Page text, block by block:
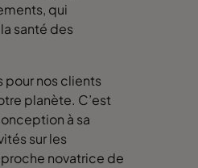
qui
santé des
pour nos clients
planète. C’est
à sa
sur les
novatrice de